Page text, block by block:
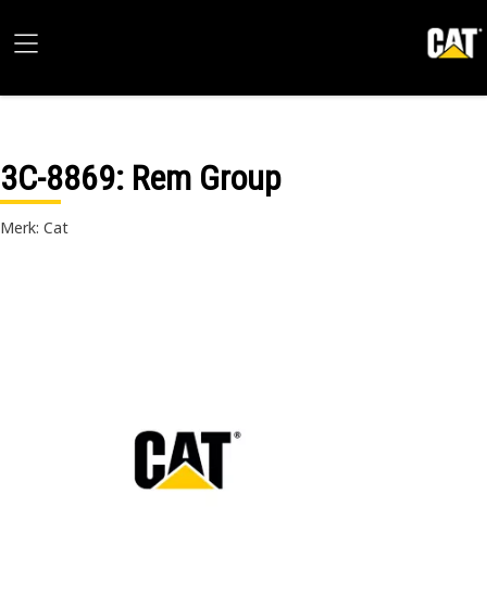
3C-8869: Rem Group
Merk: Cat